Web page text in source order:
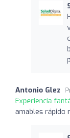
Antonio Glez
Experiencia
amables rápido